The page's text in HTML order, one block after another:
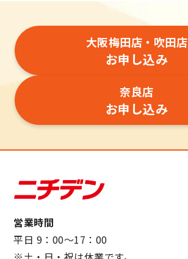
大阪梅田店・吹田店
お申し込み
奈良店
お申し込み
営業時間
平日 9：00～17：00